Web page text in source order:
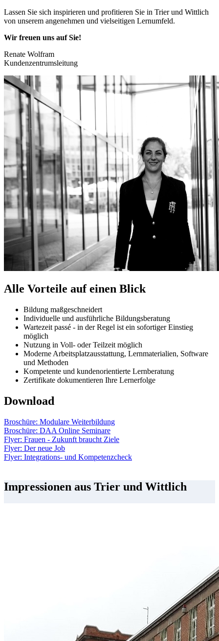
Lassen Sie sich inspirieren und profitieren Sie in Trier und Wittlich
von unserem angenehmen und vielseitigen Lernumfeld.
Wir freuen uns auf Sie!
Renate Wolfram
Kundenzentrumsleitung
Alle Vorteile auf einen Blick
Bildung maßgeschneidert
Individuelle und ausführliche Bildungsberatung
Wartezeit passé - in der Regel ist ein sofortiger Einstieg
möglich
Nutzung in Voll- oder Teilzeit möglich
Moderne Arbeitsplatzausstattung, Lernmaterialien, Software
und Methoden
Kompetente und kundenorientierte Lernberatung
Zertifikate dokumentieren Ihre Lernerfolge
Download
Broschüre: Modulare Weiterbildung
Broschüre: DAA Online Seminare
Flyer: Frauen - Zukunft braucht Ziele
Flyer: Der neue Job
Flyer: Integrations- und Kompetenzcheck
Impressionen aus Trier und Wittlich